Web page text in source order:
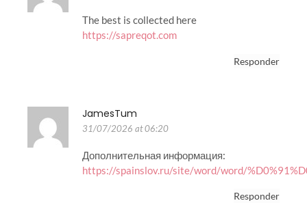
The best is collected here
https://sapreqot.com
Responder
JamesTum
31/07/2026 at 06:20
Дополнительная информация:
https://spainslov.ru/site/word/word/
Responder